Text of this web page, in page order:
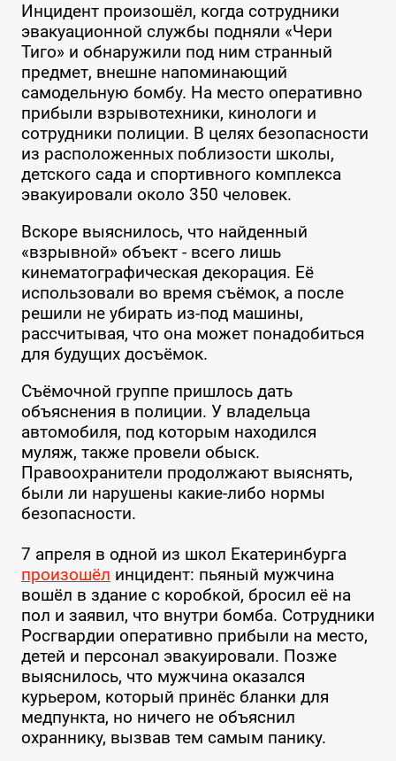
Инцидент произошёл, когда сотрудники
эвакуационной службы подняли «Чери
Тиго» и обнаружили под ним странный
предмет, внешне напоминающий
самодельную бомбу. На место оперативно
прибыли взрывотехники, кинологи и
сотрудники полиции. В целях безопасности
из расположенных поблизости школы,
детского сада и спортивного комплекса
эвакуировали около 350 человек.
Вскоре выяснилось, что найденный
«взрывной» объект - всего лишь
кинематографическая декорация. Её
использовали во время съёмок, а после
решили не убирать из-под машины,
рассчитывая, что она может понадобиться
для будущих досъёмок.
Съёмочной группе пришлось дать
объяснения в полиции. У владельца
автомобиля, под которым находился
муляж, также провели обыск.
Правоохранители продолжают выяснять,
были ли нарушены какие-либо нормы
безопасности.
7 апреля в одной из школ Екатеринбурга
произошёл инцидент: пьяный мужчина
вошёл в здание с коробкой, бросил её на
пол и заявил, что внутри бомба. Сотрудники
Росгвардии оперативно прибыли на место,
детей и персонал эвакуировали. Позже
выяснилось, что мужчина оказался
курьером, который принёс бланки для
медпункта, но ничего не объяснил
охраннику, вызвав тем самым панику.